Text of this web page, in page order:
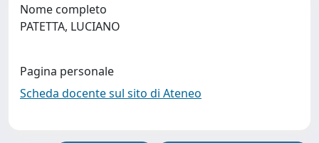
Nome completo
PATETTA, LUCIANO
Pagina personale
Scheda docente sul sito di Ateneo